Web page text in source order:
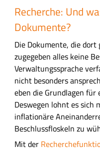
h
t
Recherche: Und
Dokumente?
Die Dokumente, die
zugegeben alles keine
Verwaltungssprache
nicht besonders
eben die Grundlagen für
Deswegen lohnt es sich
inflationäre
Beschlussfloskeln zu
Mit der